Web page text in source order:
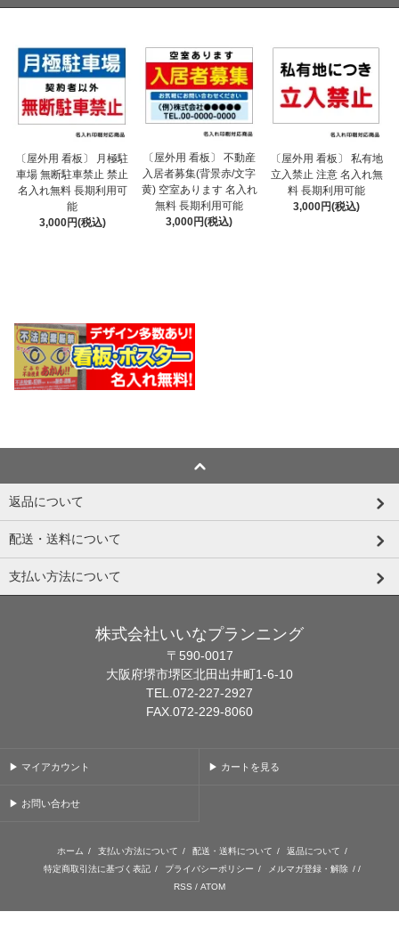
〔屋外用 看板〕 月極駐
車場 無断駐車禁止 禁止
名入れ無料 長期利用可
能
3,000円(税込)
〔屋外用 看板〕 不動産
入居者募集(背景赤/文字
黄) 空室あります 名入れ
無料 長期利用可能
3,000円(税込)
〔屋外用 看板〕 私有地
立入禁止 注意 名入れ無
料 長期利用可能
3,000円(税込)
返品について
配送・送料について
支払い方法について
株式会社いいなプランニング
〒590-0017
大阪府堺市堺区北田出井町1-6-10
TEL.072-227-2927
FAX.072-229-8060
▶ マイアカウント ▶ カートを見る
▶ お問い合わせ
ホーム / 支払い方法について / 配送・送料について / 返品について /
特定商取引法に基づく表記 / プライバシーポリシー / メルマガ登録・解除 / /
RSS / ATOM